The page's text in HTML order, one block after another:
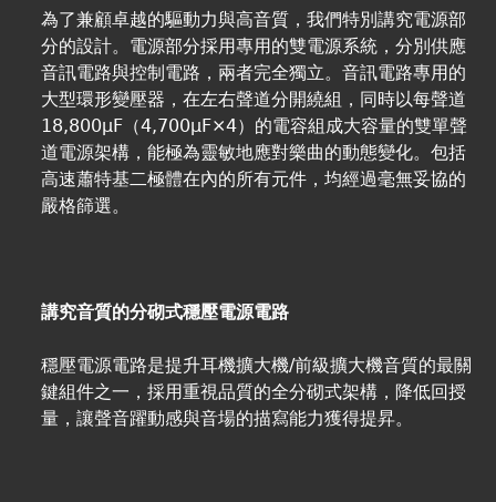
為了兼顧卓越的驅動力與高音質，我們特別講究電源部
分的設計。電源部分採用專用的雙電源系統，分別供應
音訊電路與控制電路，兩者完全獨立。音訊電路專用的
大型環形變壓器，在左右聲道分開繞組，同時以每聲道
18,800μF（4,700μF×4）的電容組成大容量的雙單聲
道電源架構，能極為靈敏地應對樂曲的動態變化。包括
高速蕭特基二極體在內的所有元件，均經過毫無妥協的
嚴格篩選。
講究音質的分砌式穩壓電源電路
穩壓電源電路是提升耳機擴大機/前級擴大機音質的最關
鍵組件之一，採用重視品質的全分砌式架構，降低回授
量，讓聲音躍動感與音場的描寫能力獲得提昇。